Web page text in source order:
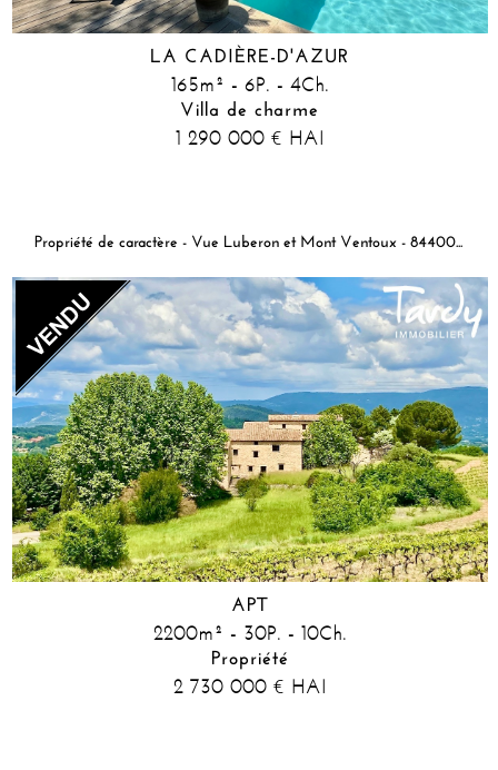
LA CADIÈRE-D'AZUR
165m² - 6P. - 4Ch.
Villa de charme
1 290 000 € HAI
Propriété de caractère - Vue Luberon et Mont Ventoux - 84400 APT
APT
2200m² - 30P. - 10Ch.
Propriété
2 730 000 € HAI